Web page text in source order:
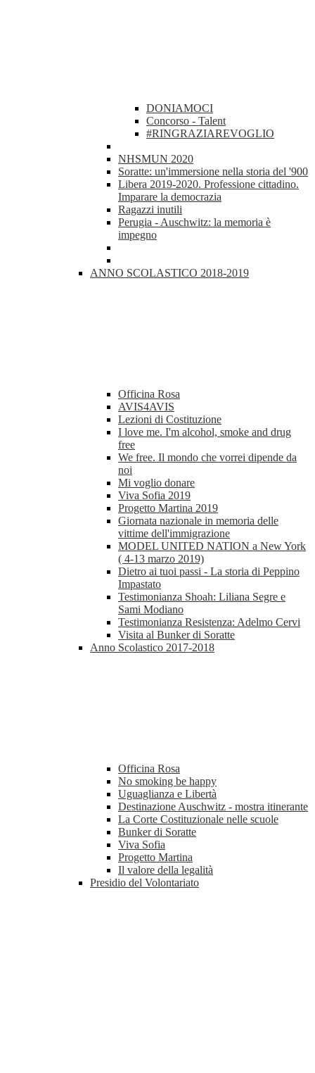
DONIAMOCI
Concorso - Talent
#RINGRAZIAREVOGLIO
NHSMUN 2020
Soratte: un'immersione nella storia del '900
Libera 2019-2020. Professione cittadino.
Imparare la democrazia
Ragazzi inutili
Perugia - Auschwitz: la memoria è
impegno
ANNO SCOLASTICO 2018-2019
Officina Rosa
AVIS4AVIS
Lezioni di Costituzione
I love me. I'm alcohol, smoke and drug
free
We free. Il mondo che vorrei dipende da
noi
Mi voglio donare
Viva Sofia 2019
Progetto Martina 2019
Giornata nazionale in memoria delle
vittime dell'immigrazione
MODEL UNITED NATION a New York
( 4-13 marzo 2019)
Dietro ai tuoi passi - La storia di Peppino
Impastato
Testimonianza Shoah: Liliana Segre e
Sami Modiano
Testimonianza Resistenza: Adelmo Cervi
Visita al Bunker di Soratte
Anno Scolastico 2017-2018
Officina Rosa
No smoking be happy
Uguaglianza e Libertà
Destinazione Auschwitz - mostra itinerante
La Corte Costituzionale nelle scuole
Bunker di Soratte
Viva Sofia
Progetto Martina
Il valore della legalità
Presidio del Volontariato